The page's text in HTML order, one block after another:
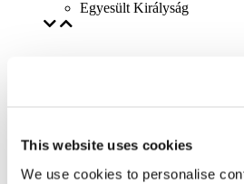
This website uses cookies
We use cookies to personalise
Egyesült Királyság